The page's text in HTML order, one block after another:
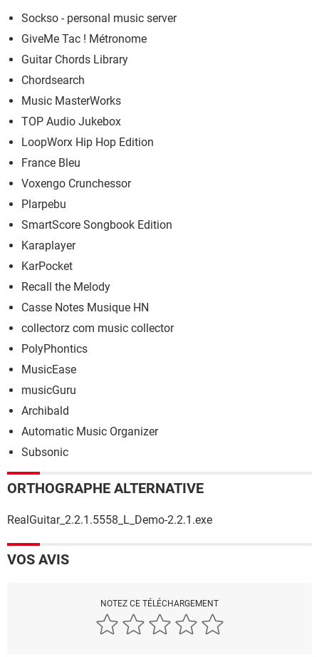
Sockso - personal music server
GiveMe Tac ! Métronome
Guitar Chords Library
Chordsearch
Music MasterWorks
TOP Audio Jukebox
LoopWorx Hip Hop Edition
France Bleu
Voxengo Crunchessor
Plarpebu
SmartScore Songbook Edition
Karaplayer
KarPocket
Recall the Melody
Casse Notes Musique HN
collectorz com music collector
PolyPhontics
MusicEase
musicGuru
Archibald
Automatic Music Organizer
Subsonic
ORTHOGRAPHE ALTERNATIVE
RealGuitar_2.2.1.5558_L_Demo-2.2.1.exe
VOS AVIS
NOTEZ CE TÉLÉCHARGEMENT